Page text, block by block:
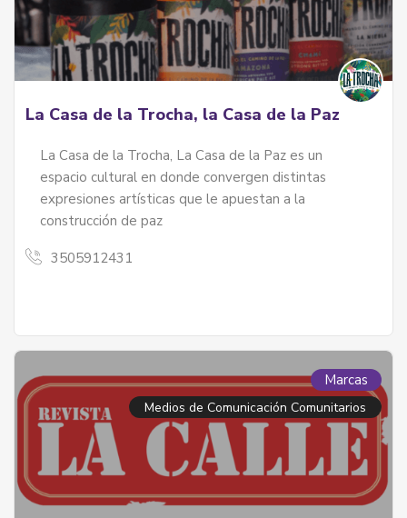
La Casa de la Trocha, la Casa de la Paz
La Casa de la Trocha, La Casa de la Paz es un
espacio cultural en donde convergen distintas
expresiones artísticas que le apuestan a la
construcción de paz
3505912431
Marcas
Medios de Comunicación Comunitarios